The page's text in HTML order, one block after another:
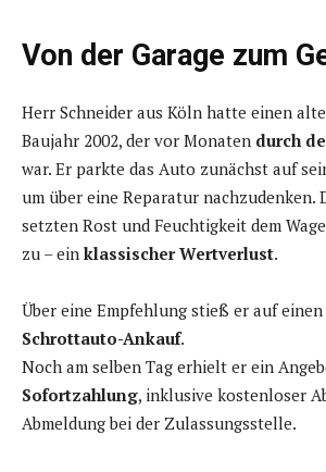
Von der Garage zum
Herr Schneider aus Köln hatte einen
Baujahr 2002, der vor Monaten durch
war. Er parkte das Auto zunächst auf
um über eine Reparatur nachzudenken.
setzten Rost und Feuchtigkeit dem
zu – ein klassischer Wertverlust.
Über eine Empfehlung stieß er auf
Schrottauto-Ankauf.
Noch am selben Tag erhielt er ein
Sofortzahlung, inklusive kostenloser
Abmeldung bei der Zulassungsstelle.